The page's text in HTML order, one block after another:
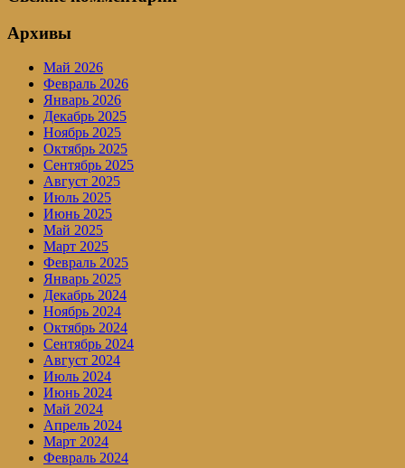
Архивы
Май 2026
Февраль 2026
Январь 2026
Декабрь 2025
Ноябрь 2025
Октябрь 2025
Сентябрь 2025
Август 2025
Июль 2025
Июнь 2025
Май 2025
Март 2025
Февраль 2025
Январь 2025
Декабрь 2024
Ноябрь 2024
Октябрь 2024
Сентябрь 2024
Август 2024
Июль 2024
Июнь 2024
Май 2024
Апрель 2024
Март 2024
Февраль 2024